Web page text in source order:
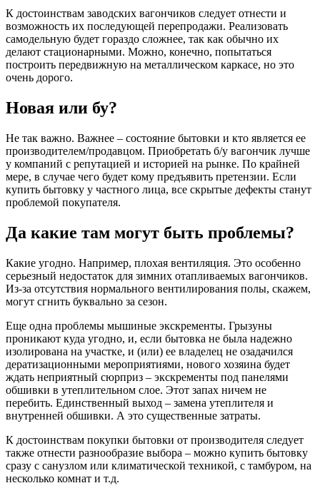
К достоинствам заводских вагончиков следует отнести и
возможность их последующей перепродажи. Реализовать
самодельную будет гораздо сложнее, так как обычно их
делают стационарными. Можно, конечно, попытаться
построить передвижную на металлическом каркасе, но это
очень дорого.
Новая или бу?
Не так важно. Важнее – состояние бытовки и кто является ее
производителем/продавцом. Приобретать б/у вагончик лучше
у компаний с репутацией и историей на рынке. По крайней
мере, в случае чего будет кому предъявить претензии. Если
купить бытовку у частного лица, все скрытые дефекты станут
проблемой покупателя.
Да какие там могут быть проблемы?
Какие угодно. Например, плохая вентиляция. Это особенно
серьезный недостаток для зимних отапливаемых вагончиков.
Из-за отсутствия нормального вентилирования полы, скажем,
могут сгнить буквально за сезон.
Еще одна проблемы мышиные экскременты. Грызуны
проникают куда угодно, и, если бытовка не была надежно
изолирована на участке, и (или) ее владелец не озадачился
дератизационными мероприятиями, нового хозяина будет
ждать неприятный сюрприз – экскременты под панелями
обшивки в утеплительном слое. Этот запах ничем не
перебить. Единственный выход – замена утеплителя и
внутренней обшивки. А это существенные затраты.
К достоинствам покупки бытовки от производителя следует
также отнести разнообразие выбора – можно купить бытовку
сразу с санузлом или климатической техникой, с тамбуром, на
несколько комнат и т.д.